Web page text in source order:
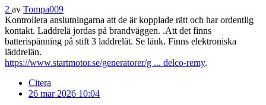
2 av Tompa009
Kontrollera anslutningarna att de är kopplade rätt och har ordentlig
kontakt. Laddrelä jordas på brandväggen. .Att det finns
batterispänning på stift 3 laddrelät. Se länk. Finns elektroniska
läddrelän.
https://www.startmotor.se/generatorer/g ... delco-remy.
Citera
26 mar 2026 10:04